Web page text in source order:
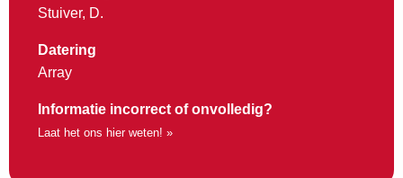
Stuiver, D.
Datering
Array
Informatie incorrect of onvolledig?
Laat het ons hier weten! »